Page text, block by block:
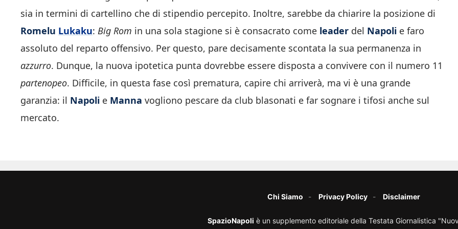
sia in termini di cartellino che di stipendio percepito. Inoltre, sarebbe da chiarire la posizione di
Romelu Lukaku: Big Rom in una sola stagione si è consacrato come leader del Napoli e faro
assoluto del reparto offensivo. Per questo, pare decisamente scontata la sua permanenza in
azzurro. Dunque, la nuova ipotetica punta dovrebbe essere disposta a convivere con il numero 11
partenopeo. Difficile, in questa fase così prematura, capire chi arriverà, ma vi è una grande
garanzia: il Napoli e Manna vogliono pescare da club blasonati e far sognare i tifosi anche sul
mercato.
Chi Siamo Privacy Policy Disclaimer
SpazioNapoli è un supplemento editoriale della Testata Giornalistica